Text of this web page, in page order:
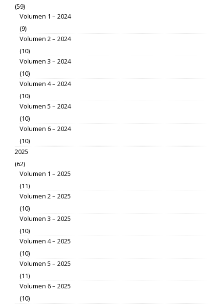
(59)
Volumen 1 – 2024
(9)
Volumen 2 – 2024
(10)
Volumen 3 – 2024
(10)
Volumen 4 – 2024
(10)
Volumen 5 – 2024
(10)
Volumen 6 – 2024
(10)
2025
(62)
Volumen 1 – 2025
(11)
Volumen 2 – 2025
(10)
Volumen 3 – 2025
(10)
Volumen 4 – 2025
(10)
Volumen 5 – 2025
(11)
Volumen 6 – 2025
(10)